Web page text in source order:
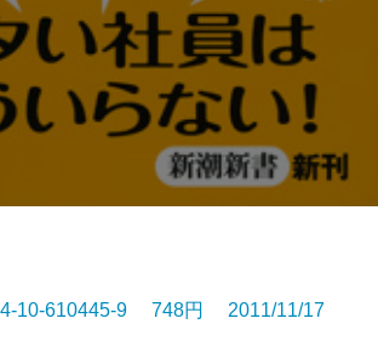
10-610445-9 748円 2011/11/17